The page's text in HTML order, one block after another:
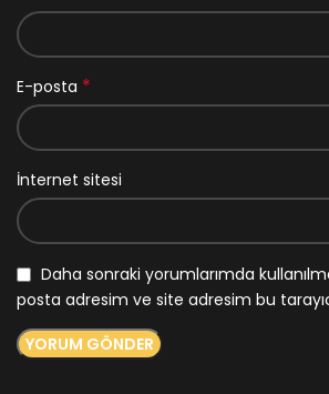
E-posta *
İnternet sitesi
Daha sonraki yorumlarımda
posta adresim ve site adresim bu